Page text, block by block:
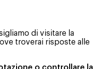
di visitare la
troverai risposte alle